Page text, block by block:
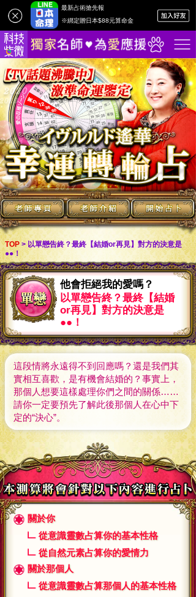
最新占術搶先報
※綁定贈日本$88元算命金
TOP>以單戀告終？最終【結婚or再見】對方的決意是
●●！
他會拒絕我的愛嗎？
以單戀告終？最終【結婚
or再見】對方的決意是
●●！
這段情將永遠得不到回應嗎？還是我們其
實相互喜歡，是有機會結婚的？事實上，
那個人想要這樣處理你們之間的關係……
請你一定要預先了解此後那個人在心中下
定的“決心”。
關於你
從意識靈數占算你的基本性格
從自然元素占算你的愛情力
關於那個人
從意識靈數占算那個人的基本性格